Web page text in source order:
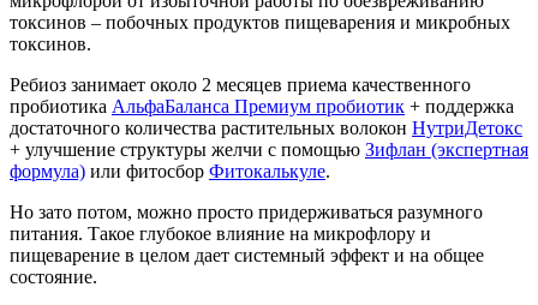
токсинов – побочных продуктов пищеварения и микробных
токсинов.
Ребиоз занимает около 2 месяцев приема качественного
пробиотика АльфаБаланса Премиум пробиотик + поддержка
достаточного количества растительных волокон НутриДетокс
+ улучшение структуры желчи с помощью Зифлан (экспертная
формула) или фитосбор Фитокалькуле.
Но зато потом, можно просто придерживаться разумного
питания. Такое глубокое влияние на микрофлору и
пищеварение в целом дает системный эффект и на общее
состояние.